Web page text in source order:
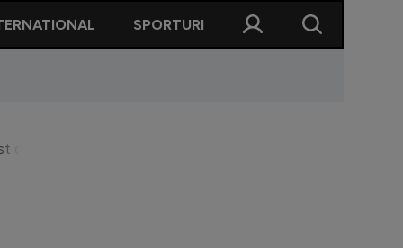
SPORTURI
domn"